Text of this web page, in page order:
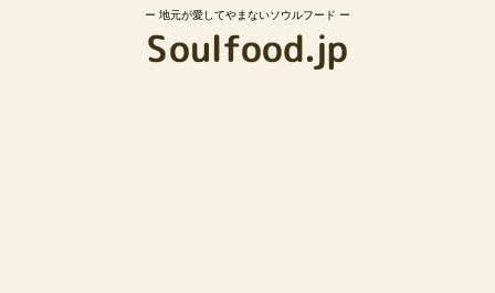
地元が愛してやまないソウルフード